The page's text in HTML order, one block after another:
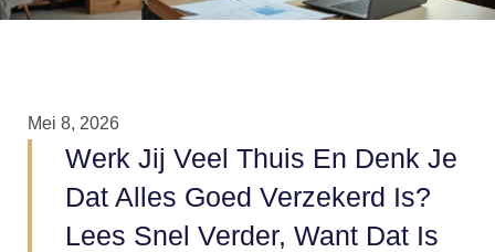
Mei 8, 2026
Werk Jij Veel Thuis En Denk Je
Dat Alles Goed Verzekerd Is?
Lees Snel Verder, Want Dat Is